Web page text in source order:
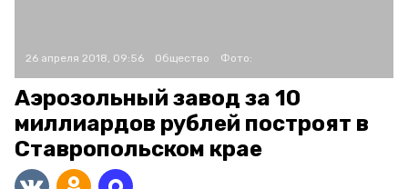
26 апреля 2018, 09:56 Общество Фото:
Аэрозольный завод за 10
миллиардов рублей построят в
Ставропольском крае